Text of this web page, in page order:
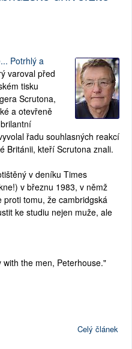
Potrhlý a
varoval před
tisku
Scrutona,
a otevřeně
řadu souhlasných reakcí
Británii, kteří Scrutona znali.
v deníku Times
v březnu 1983, v němž
proti tomu, že cambridgská
ke studiu nejen muže, ale
with the men, Peterhouse."
Celý článek